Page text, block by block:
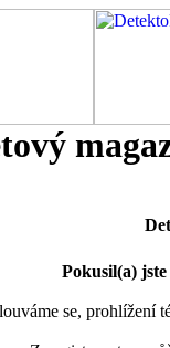
Pokusil(a)
se, prohlížení